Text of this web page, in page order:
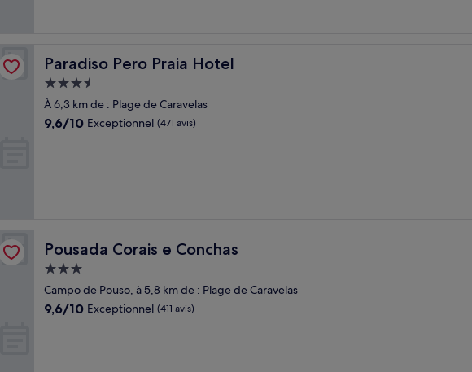
Paradiso Pero Praia Hotel
Paradiso Pero Praia Hotel
Hébergement
3.5 étoiles
À 6,3 km de : Plage de Caravelas
9.6
9,6/10 Exceptionnel (471 avis)
Pousada Corais e Conchas
Pousada Corais e Conchas
Hébergement
3.0 étoiles
Campo de Pouso, à 5,8 km de : Plage de Caravelas
9.6
9,6/10 Exceptionnel (411 avis)